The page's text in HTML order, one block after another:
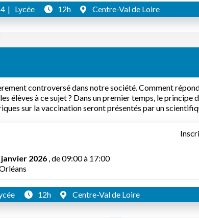
Lycée 12h Centre-Val de Loire
controversé dans notre société. Comment
élèves à ce sujet ? Dans un premier temps, le principe
sur la vaccination seront présentés par un
2026 , de 09:00 à 17:00
12h Centre-Val de Loire